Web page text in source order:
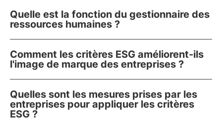
Quelle est la fonction du gestionnaire des
ressources humaines ?
Comment les critères ESG améliorent-ils
l'image de marque des entreprises ?
Quelles sont les mesures prises par les
entreprises pour appliquer les critères
ESG ?